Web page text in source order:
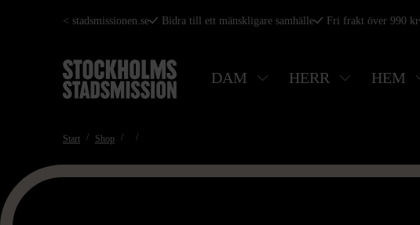
Hoppa
huvudinnehåll
< stadsmissionen.se Bidra till ett mänskligare samhälle Fri frakt över 990 kr
DAM HERR HEM
Start Shop